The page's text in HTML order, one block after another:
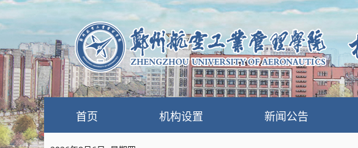
首页 机构设置 新闻公告